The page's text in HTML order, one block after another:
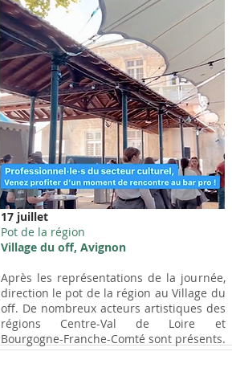
17 juillet
Pot de la région
Village du off, Avignon
Après les représentations de la journée,
direction le pot de la région au Village du
off. De nombreux acteurs artistiques des
régions Centre-Val de Loire et
Bourgogne-Franche-Comté sont présents.